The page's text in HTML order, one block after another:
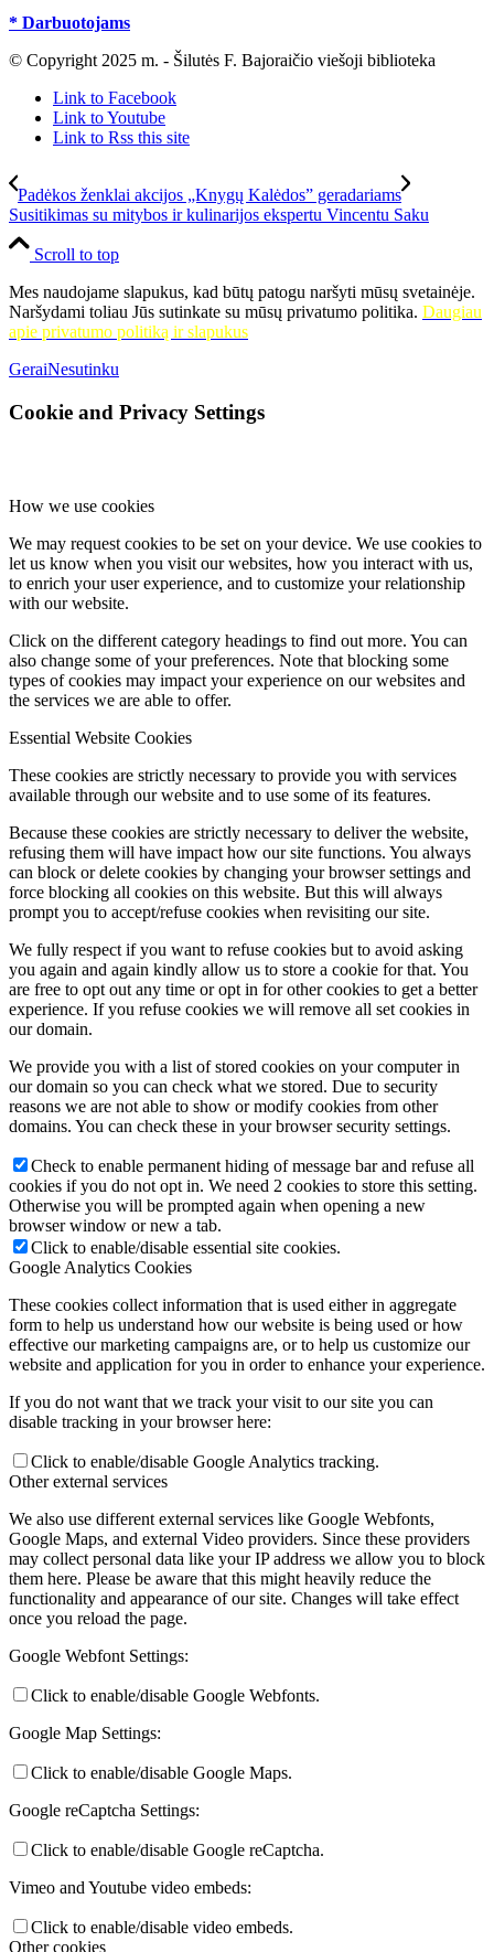
* Darbuotojams
© Copyright 2025 m. - Šilutės F. Bajoraičio viešoji biblioteka
Link to Facebook
Link to Youtube
Link to Rss this site
Padėkos ženklai akcijos „Knygų Kalėdos” geradariams
Susitikimas su mitybos ir kulinarijos ekspertu Vincentu Saku
Scroll to top
Mes naudojame slapukus, kad būtų patogu naršyti mūsų svetainėje.
Naršydami toliau Jūs sutinkate su mūsų privatumo politika. Daugiau
apie privatumo politiką ir slapukus
GeraiNesutinku
Cookie and Privacy Settings
How we use cookies
We may request cookies to be set on your device. We use cookies to
let us know when you visit our websites, how you interact with us,
to enrich your user experience, and to customize your relationship
with our website.
Click on the different category headings to find out more. You can
also change some of your preferences. Note that blocking some
types of cookies may impact your experience on our websites and
the services we are able to offer.
Essential Website Cookies
These cookies are strictly necessary to provide you with services
available through our website and to use some of its features.
Because these cookies are strictly necessary to deliver the website,
refusing them will have impact how our site functions. You always
can block or delete cookies by changing your browser settings and
force blocking all cookies on this website. But this will always
prompt you to accept/refuse cookies when revisiting our site.
We fully respect if you want to refuse cookies but to avoid asking
you again and again kindly allow us to store a cookie for that. You
are free to opt out any time or opt in for other cookies to get a better
experience. If you refuse cookies we will remove all set cookies in
our domain.
We provide you with a list of stored cookies on your computer in
our domain so you can check what we stored. Due to security
reasons we are not able to show or modify cookies from other
domains. You can check these in your browser security settings.
Check to enable permanent hiding of message bar and refuse all
cookies if you do not opt in. We need 2 cookies to store this setting.
Otherwise you will be prompted again when opening a new
browser window or new a tab.
Click to enable/disable essential site cookies.
Google Analytics Cookies
These cookies collect information that is used either in aggregate
form to help us understand how our website is being used or how
effective our marketing campaigns are, or to help us customize our
website and application for you in order to enhance your experience.
If you do not want that we track your visit to our site you can
disable tracking in your browser here:
Click to enable/disable Google Analytics tracking.
Other external services
We also use different external services like Google Webfonts,
Google Maps, and external Video providers. Since these providers
may collect personal data like your IP address we allow you to block
them here. Please be aware that this might heavily reduce the
functionality and appearance of our site. Changes will take effect
once you reload the page.
Google Webfont Settings:
Click to enable/disable Google Webfonts.
Google Map Settings:
Click to enable/disable Google Maps.
Google reCaptcha Settings:
Click to enable/disable Google reCaptcha.
Vimeo and Youtube video embeds:
Click to enable/disable video embeds.
Other cookies